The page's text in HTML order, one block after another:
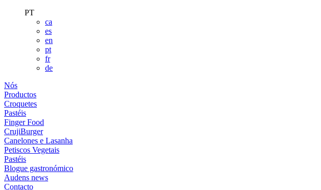
PT
ca
es
en
pt
fr
de
Nós
Productos
Croquetes
Pastéis
Finger Food
CrujiBurger
Canelones e Lasanha
Petiscos Vegetais
Pastéis
Blogue gastronómico
Audens news
Contacto